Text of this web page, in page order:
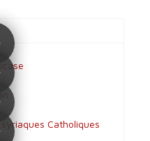
Catholiques